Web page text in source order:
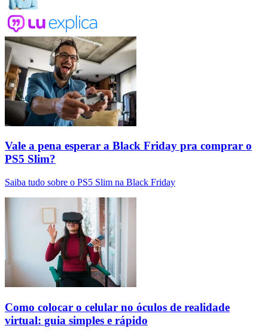
Vale a pena esperar a Black Friday pra comprar o
PS5 Slim?
Saiba tudo sobre o PS5 Slim na Black Friday
Como colocar o celular no óculos de realidade
virtual: guia simples e rápido